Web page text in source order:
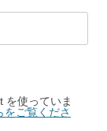
を使っていま
ご覧くださ